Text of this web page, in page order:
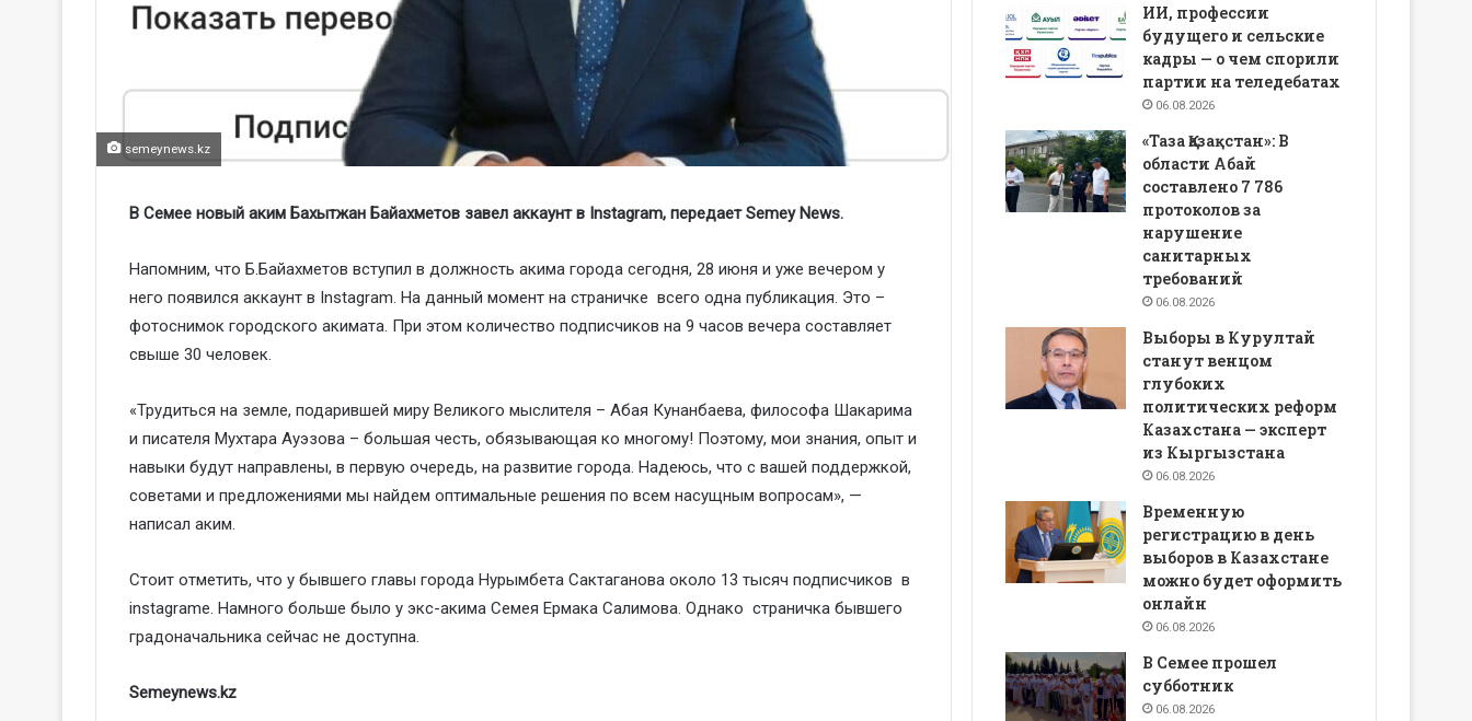
semeynews.kz
В Семее новый аким Бахытжан Байахметов завел аккаунт в Instagram, передает Semey News.
Напомним, что Б.Байахметов вступил в должность акима города сегодня, 28 июня и уже вечером у
него появился аккаунт в Instagram. На данный момент на страничке всего одна публикация. Это –
фотоснимок городского акимата. При этом количество подписчиков на 9 часов вечера составляет
свыше 30 человек.
«Трудиться на земле, подарившей миру Великого мыслителя – Абая Кунанбаева, философа Шакарима
и писателя Мухтара Ауэзова – большая честь, обязывающая ко многому! Поэтому, мои знания, опыт и
навыки будут направлены, в первую очередь, на развитие города. Надеюсь, что с вашей поддержкой,
советами и предложениями мы найдем оптимальные решения по всем насущным вопросам», —
написал аким.
Стоит отметить, что у бывшего главы города Нурымбета Сактаганова около 13 тысяч подписчиков в
instagrame. Намного больше было у экс-акима Семея Ермака Салимова. Однако страничка бывшего
градоначальника сейчас не доступна.
Semeynews.kz
ИИ, профессии
будущего и сельские
кадры — о чем спорили
партии на теледебатах
06.08.2026
«Таза Қазақстан»: В
области Абай
составлено 7 786
протоколов за
нарушение
санитарных
требований
06.08.2026
Выборы в Курултай
станут венцом
глубоких
политических реформ
Казахстана — эксперт
из Кыргызстана
06.08.2026
Временную
регистрацию в день
выборов в Казахстане
можно будет оформить
онлайн
06.08.2026
В Семее прошел
субботник
06.08.2026